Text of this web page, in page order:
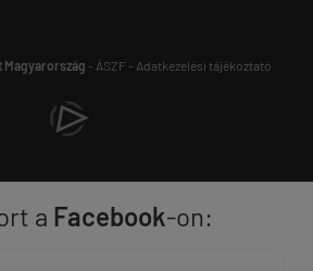
Magyarország - ÁSZF- Adatkezelési tájékoztató
a Facebook-on: